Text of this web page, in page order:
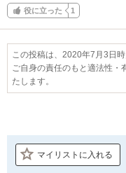
役に立った 1
この投稿は、2020年7月3日時
ご自身の責任のもと適法性
たします。
マイリストに入れる